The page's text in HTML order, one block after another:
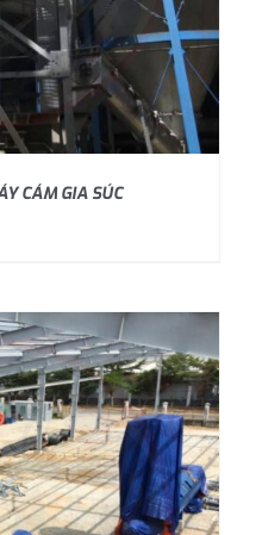
CÁM GIA SÚC